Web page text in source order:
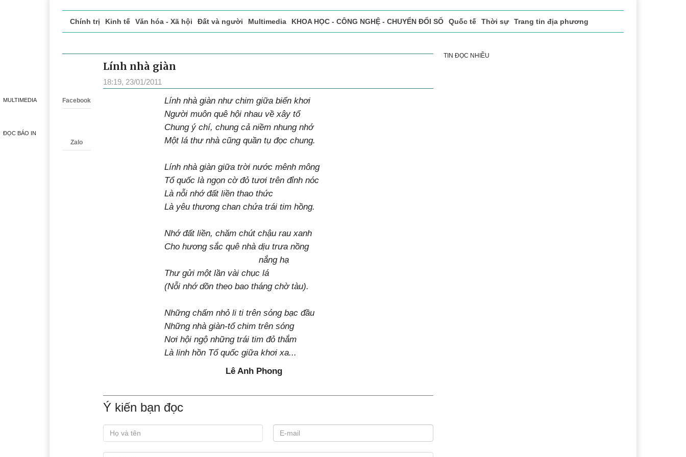
MULTIMEDIA
ĐỌC BÁO IN
Chính trị Kinh tế Văn hóa - Xã hội Đất và người Multimedia KHOA HỌC - CÔNG NGHỆ - CHUYỂN ĐỔI SỐ Quốc tế Thời sự Trang tin địa phương
Facebook
Zalo
Lính nhà giàn
18:19, 23/01/2011
Lính nhà giàn như chim giữa biển khơi
Người muôn quê hội nhau về xây tổ
Chung ý chí, chung cả niềm nhung nhớ
Một lá thư nhà cũng quần tụ đọc chung.
Lính nhà giàn giữa trời nước mênh mông
Tổ quốc là ngọn cờ đỏ tươi trên đỉnh nóc
Là nỗi nhớ đất liền thao thức
Là yêu thương chan chứa trái tim hồng.
Nhớ đất liền, chăm chút chậu rau xanh
Cho hương sắc quê nhà dịu trưa nồng
nắng hạ
Thư gửi một lần vài chục lá
(Nỗi nhớ dồn theo bao tháng chờ tàu).
Những chấm nhỏ li ti trên sóng bạc đầu
Những nhà giàn-tổ chim trên sóng
Nơi hội ngộ những trái tim đỏ thắm
Là linh hồn Tổ quốc giữa khơi xa...
Lê Anh Phong
Ý kiến bạn đọc
TIN ĐỌC NHIỀU